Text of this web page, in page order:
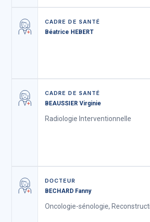
CADRE DE SANTÉ
Béatrice HEBERT
CADRE DE SANTÉ
BEAUSSIER Virginie
Radiologie Interventionnelle
DOCTEUR
BECHARD Fanny
Oncologie-sénologie,